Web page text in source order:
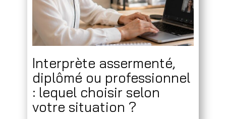
Interprète assermenté,
diplômé ou professionnel
: lequel choisir selon
votre situation ?